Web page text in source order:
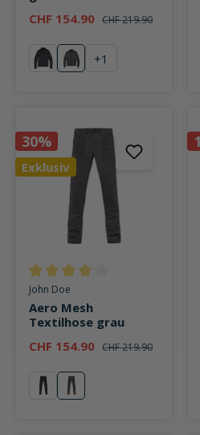
CHF 154.90 CHF 219.90
schwarzgrau
+1
30%
Exklusiv
Durchschnittliche Bewertung von
John Doe
Aero Mesh
Textilhose grau
CHF 154.90 CHF 219.90
schwarz
grau